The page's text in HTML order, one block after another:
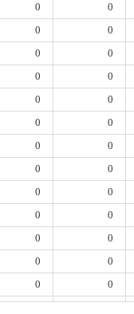
0 0
0 0
0 0
0 0
0 0
0 0
0 0
0 0
0 0
0 0
0 0
0 0
0 0